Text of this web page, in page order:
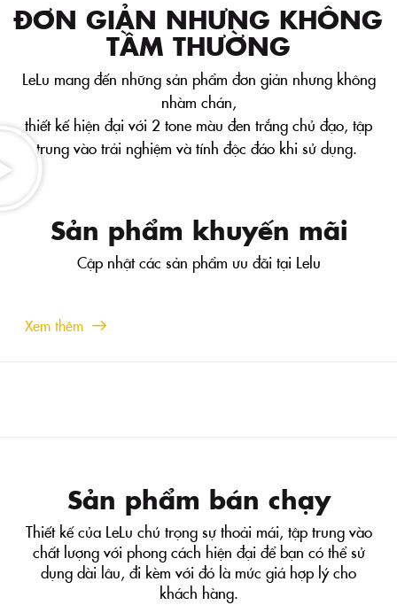
ĐƠN GIẢN NHƯNG KHÔNG
TẦM THƯỜNG
LeLu mang đến những sản phẩm đơn giản nhưng không
nhàm chán,
thiết kế hiện đại với 2 tone màu đen trắng chủ đạo, tập
trung vào trải nghiệm và tính độc đáo khi sử dụng.
Sản phẩm khuyến mãi
Cập nhật các sản phẩm ưu đãi tại Lelu
Xem thêm
Sản phẩm bán chạy
Thiết kế của LeLu chú trọng sự thoải mái, tập trung vào
chất lượng với phong cách hiện đại để bạn có thể sử
dụng dài lâu, đi kèm với đó là mức giá hợp lý cho
khách hàng.